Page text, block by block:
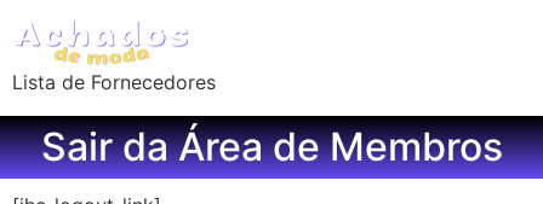
Lista de Fornecedores
Sair da Área de Membros